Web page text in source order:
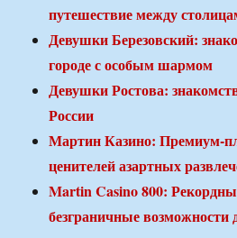
путешествие между
Девушки Березовский:
городе с особым шармом
Девушки Ростова:
России
Мартин Казино: Премиум-
ценителей азартных
Martin Casino 800:
безграничные